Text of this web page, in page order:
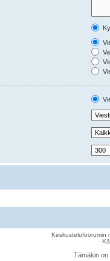
Keskustelufoorumin
Tämäkin on